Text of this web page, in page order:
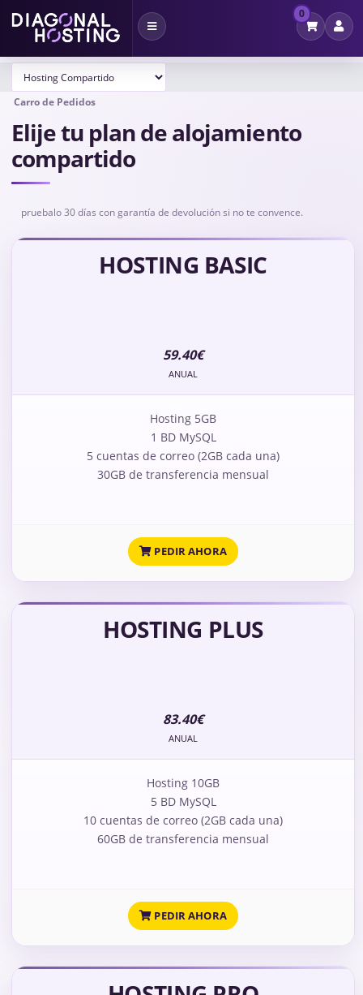
Alternar
Navegación
0
Carro de Pedidos
Elije tu plan de alojamiento
compartido
pruebalo 30 días con garantía de devolución si no te convence.
HOSTING BASIC
59.40€
ANUAL
Hosting 5GB
1 BD MySQL
5 cuentas de correo (2GB cada una)
30GB de transferencia mensual
PEDIR AHORA
HOSTING PLUS
83.40€
ANUAL
Hosting 10GB
5 BD MySQL
10 cuentas de correo (2GB cada una)
60GB de transferencia mensual
PEDIR AHORA